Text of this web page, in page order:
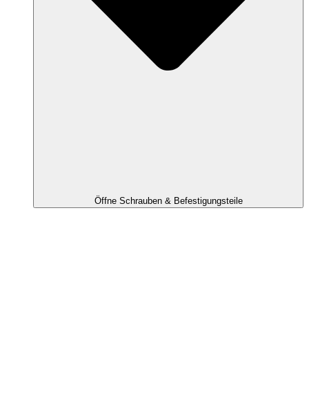
Öffne Schrauben & Befestigungsteile